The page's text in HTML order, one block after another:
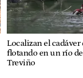
Localizan el
flotando en un río
Treviño